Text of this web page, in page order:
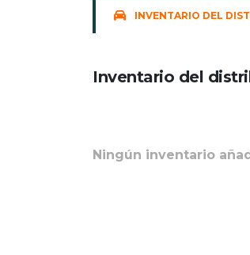
INVENTARIO DEL
Inventario del
Ningún inventario